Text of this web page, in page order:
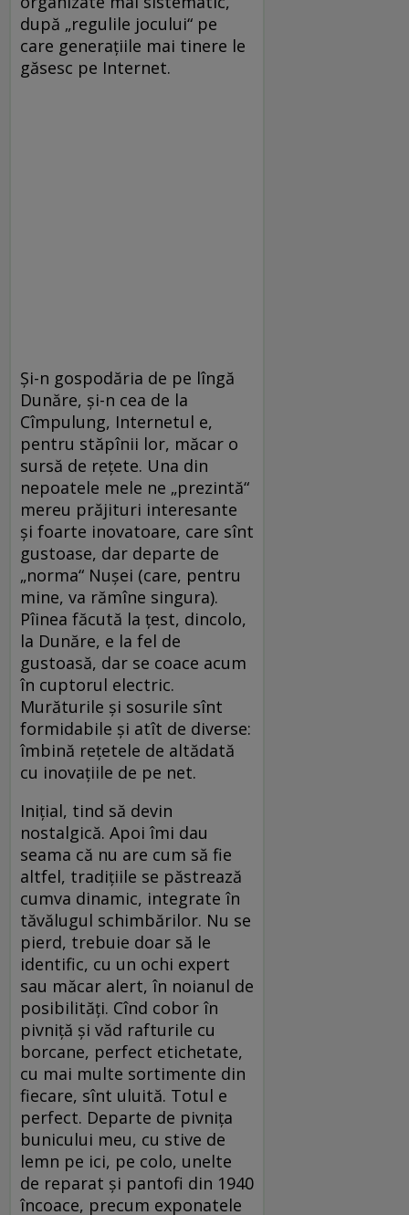
după „regulile jocului“ pe
care generațiile mai tinere le
găsesc pe Internet.
Și-n gospodăria de pe lîngă
Dunăre, și-n cea de la
Cîmpulung, Internetul e,
pentru stăpînii lor, măcar o
sursă de rețete. Una din
nepoatele mele ne „prezintă“
mereu prăjituri interesante
și foarte inovatoare, care sînt
gustoase, dar departe de
„norma“ Nușei (care, pentru
mine, va rămîne singura).
Pîinea făcută la țest, dincolo,
la Dunăre, e la fel de
gustoasă, dar se coace acum
în cuptorul electric.
Murăturile și sosurile sînt
formidabile și atît de diverse:
îmbină rețetele de altădată
cu inovațiile de pe net.
Inițial, tind să devin
nostalgică. Apoi îmi dau
seama că nu are cum să fie
altfel, tradițiile se păstrează
cumva dinamic, integrate în
tăvălugul schimbărilor. Nu se
pierd, trebuie doar să le
identific, cu un ochi expert
sau măcar alert, în noianul de
posibilități. Cînd cobor în
pivniță și văd rafturile cu
borcane, perfect etichetate,
cu mai multe sortimente din
fiecare, sînt uluită. Totul e
perfect. Departe de pivnița
bunicului meu, cu stive de
lemn pe ici, pe colo, unelte
de reparat și pantofi din 1940
încoace, precum exponatele